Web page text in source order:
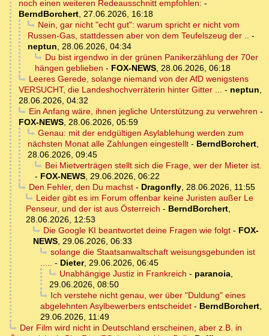
noch einen weiteren Redeausschnitt empfohlen: -
BerndBorchert, 27.06.2026, 16:18
Nein, gar nicht "echt gut": warum spricht er nicht vom
Russen-Gas, stattdessen aber von dem Teufelszeug der .. -
neptun, 28.06.2026, 04:34
Du bist irgendwo in der grünen Panikerzählung der 70er
hängen geblieben - FOX-NEWS, 28.06.2026, 06:18
Leeres Gerede, solange niemand von der AfD wenigstens
VERSUCHT, die Landeshochverräterin hinter Gitter ... - neptun,
28.06.2026, 04:32
Ein Anfang wäre, ihnen jegliche Unterstützung zu verwehren -
FOX-NEWS, 28.06.2026, 05:59
Genau: mit der endgültigen Asylablehung werden zum
nächsten Monat alle Zahlungen eingestellt - BerndBorchert,
28.06.2026, 09:45
Bei Mietverträgen stellt sich die Frage, wer der Mieter ist.
- FOX-NEWS, 29.06.2026, 06:22
Den Fehler, den Du machst- Dragonfly, 28.06.2026, 11:55
Leider gibt es im Forum offenbar keine Juristen außer Le
Penseur, und der ist aus Österreich - BerndBorchert,
28.06.2026, 12:53
Die Google KI beantwortet deine Fragen wie folgt- FOX-
NEWS, 29.06.2026, 06:33
solange die Staatsanwaltschaft weisungsgebunden ist
..... - Dieter, 29.06.2026, 06:45
Unabhängige Justiz in Frankreich - paranoia,
29.06.2026, 08:50
Ich verstehe nicht genau, wer über "Duldung" eines
abgelehnten Asylbewerbers entscheidet - BerndBorchert,
29.06.2026, 11:49
Der Film wird nicht in Deutschland erscheinen, aber z.B. in